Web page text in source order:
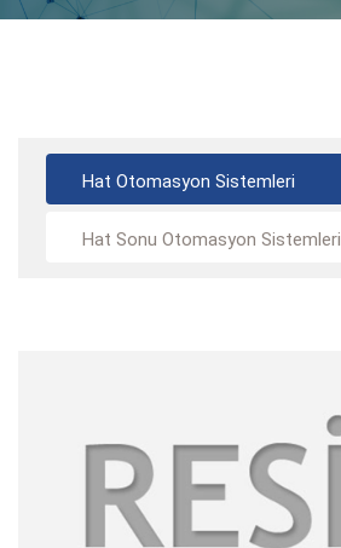
Hat Otomasyon Sistemleri
Hat Sonu Otomasyon Sistemleri